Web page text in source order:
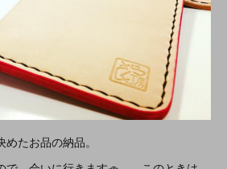
たお品の納品。